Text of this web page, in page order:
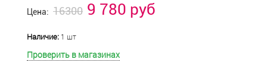
Цена: 16300 9 780 руб
Наличие: 1 шт
Проверить в магазинах